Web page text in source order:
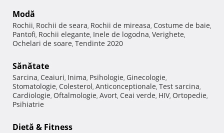
Modă
Rochii, Rochii de seara, Rochii de mireasa, Costume de baie,
Pantofi, Rochii elegante, Inele de logodna, Verighete,
Ochelari de soare, Tendinte 2020
Sănătate
Sarcina, Ceaiuri, Inima, Psihologie, Ginecologie,
Stomatologie, Colesterol, Anticonceptionale, Test sarcina,
Cardiologie, Oftalmologie, Avort, Ceai verde, HIV, Ortopedie,
Psihiatrie
Dietă & Fitness